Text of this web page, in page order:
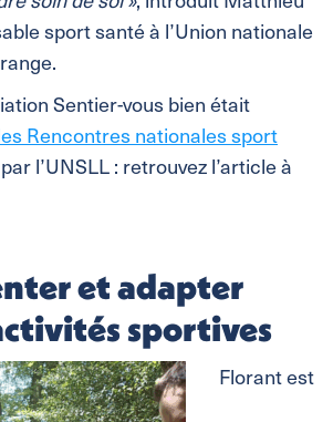
sport santé à l’Union nationale
Sentier-vous bien était
Rencontres nationales sport
l’UNSLL : retrouvez l’article à
et adapter
sportives
Florant est